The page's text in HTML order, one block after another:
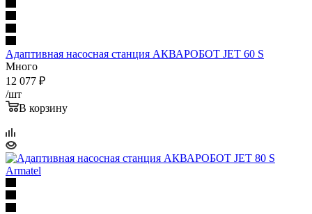
Адаптивная насосная станция АКВАРОБОТ JET 60 S
Много
12 077 ₽
/шт
В корзину